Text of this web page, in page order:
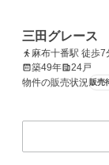
三田グレース
麻布十番駅 徒歩7
築49年
24戸
物件の販売状況 販売